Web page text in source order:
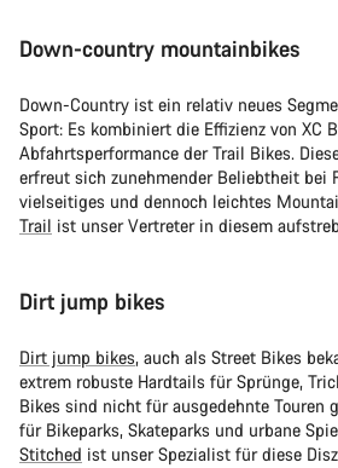
Down-country mountainbikes
Down-Country ist ein relativ neues
Sport: Es kombiniert die Effizienz von XC
Abfahrtsperformance der Trail Bikes.
erfreut sich zunehmender Beliebtheit bei
vielseitiges und dennoch leichtes
Trail ist unser Vertreter in diesem
Dirt jump bikes
Dirt jump bikes, auch als Street Bikes
extrem robuste Hardtails für Sprünge,
Bikes sind nicht für ausgedehnte Touren
für Bikeparks, Skateparks und urbane
Stitched ist unser Spezialist für diese